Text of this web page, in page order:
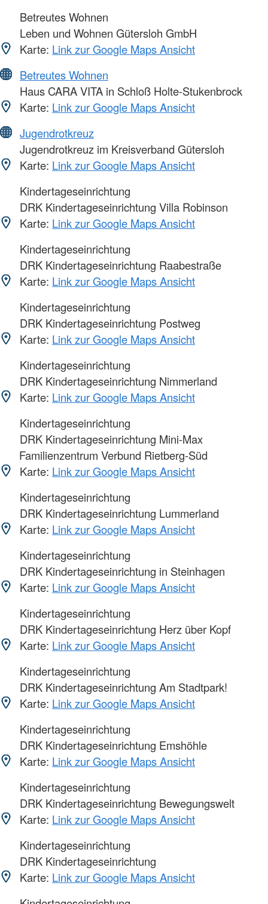
Betreutes Wohnen
Leben und Wohnen Gütersloh GmbH
Karte: Link zur Google Maps Ansicht
Betreutes Wohnen
Haus CARA VITA in Schloß Holte-Stukenbrock
Karte: Link zur Google Maps Ansicht
Jugendrotkreuz
Jugendrotkreuz im Kreisverband Gütersloh
Karte: Link zur Google Maps Ansicht
Kindertageseinrichtung
DRK Kindertageseinrichtung Villa Robinson
Karte: Link zur Google Maps Ansicht
Kindertageseinrichtung
DRK Kindertageseinrichtung Raabestraße
Karte: Link zur Google Maps Ansicht
Kindertageseinrichtung
DRK Kindertageseinrichtung Postweg
Karte: Link zur Google Maps Ansicht
Kindertageseinrichtung
DRK Kindertageseinrichtung Nimmerland
Karte: Link zur Google Maps Ansicht
Kindertageseinrichtung
DRK Kindertageseinrichtung Mini-Max
Familienzentrum Verbund Rietberg-Süd
Karte: Link zur Google Maps Ansicht
Kindertageseinrichtung
DRK Kindertageseinrichtung Lummerland
Karte: Link zur Google Maps Ansicht
Kindertageseinrichtung
DRK Kindertageseinrichtung in Steinhagen
Karte: Link zur Google Maps Ansicht
Kindertageseinrichtung
DRK Kindertageseinrichtung Herz über Kopf
Karte: Link zur Google Maps Ansicht
Kindertageseinrichtung
DRK Kindertageseinrichtung Am Stadtpark!
Karte: Link zur Google Maps Ansicht
Kindertageseinrichtung
DRK Kindertageseinrichtung Emshöhle
Karte: Link zur Google Maps Ansicht
Kindertageseinrichtung
DRK Kindertageseinrichtung Bewegungswelt
Karte: Link zur Google Maps Ansicht
Kindertageseinrichtung
DRK Kindertageseinrichtung
Karte: Link zur Google Maps Ansicht